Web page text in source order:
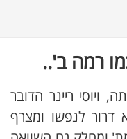
רמה ב'..
ויוסי ריינר הדובר
דרור לנפשו ומצרף